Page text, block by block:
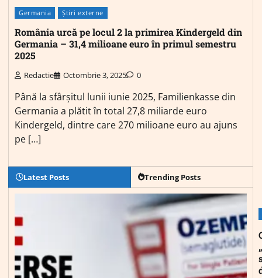
Germania Știri externe
România urcă pe locul 2 la primirea Kindergeld din
Germania – 31,4 milioane euro în primul semestru
2025
Redactie Octombrie 3, 2025 0
Până la sfârșitul lunii iunie 2025, Familienkasse din
Germania a plătit în total 27,8 miliarde euro
Kindergeld, dintre care 270 milioane euro au ajuns
pe […]
Latest Posts Trending Posts